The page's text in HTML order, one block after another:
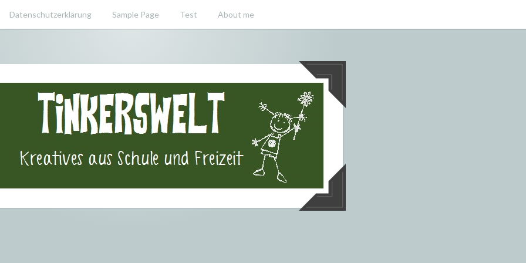
Datenschutzerklärung Sample Page Test About me